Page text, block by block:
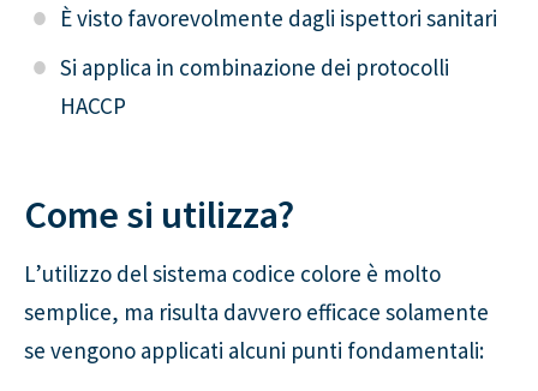
È visto favorevolmente dagli ispettori sanitari
Si applica in combinazione dei protocolli
HACCP
Come si utilizza?
L’utilizzo del sistema codice colore è molto
semplice, ma risulta davvero efficace solamente
se vengono applicati alcuni punti fondamentali: